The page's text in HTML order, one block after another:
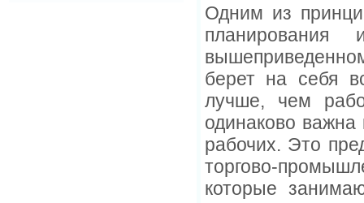
Одним из
берет на себя
лучше, чем
одинаково важна
рабочих. Это
торгово-
которые